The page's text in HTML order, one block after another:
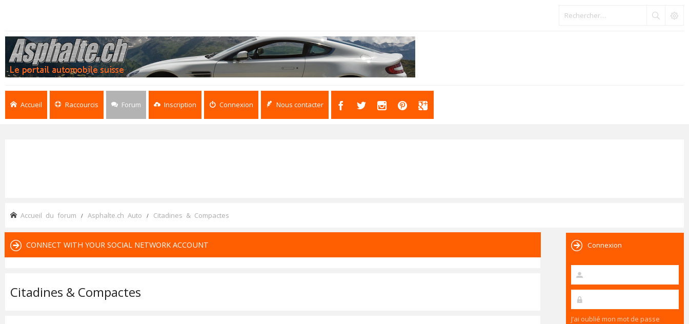
Accueil Raccourcis Forum Inscription Connexion Nous contacter
Accueil du forum Asphalte.ch Auto Citadines & Compactes
CONNECT WITH YOUR SOCIAL NETWORK ACCOUNT
Citadines & Compactes
Connexion
J’ai oublié mon mot de passe